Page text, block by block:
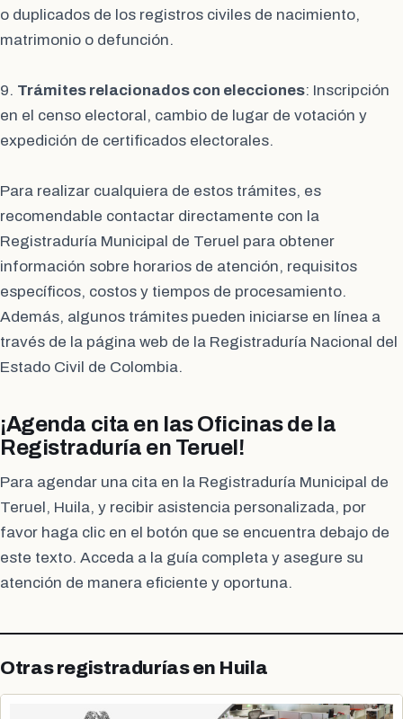
o duplicados de los registros civiles de nacimiento,
matrimonio o defunción.
9. Trámites relacionados con elecciones: Inscripción
en el censo electoral, cambio de lugar de votación y
expedición de certificados electorales.
Para realizar cualquiera de estos trámites, es
recomendable contactar directamente con la
Registraduría Municipal de Teruel para obtener
información sobre horarios de atención, requisitos
específicos, costos y tiempos de procesamiento.
Además, algunos trámites pueden iniciarse en línea a
través de la página web de la Registraduría Nacional del
Estado Civil de Colombia.
¡Agenda cita en las Oficinas de la
Registraduría en Teruel!
Para agendar una cita en la Registraduría Municipal de
Teruel, Huila, y recibir asistencia personalizada, por
favor haga clic en el botón que se encuentra debajo de
este texto. Acceda a la guía completa y asegure su
atención de manera eficiente y oportuna.
Otras registradurías en Huila